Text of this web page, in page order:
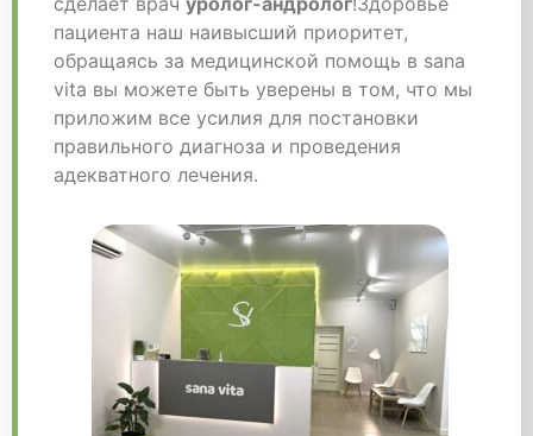
пациента наш наивысший приоритет,
обращаясь за медицинской помощь в sana
vita вы можете быть уверены в том, что мы
приложим все усилия для постановки
правильного диагноза и проведения
адекватного лечения.